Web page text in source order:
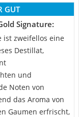
GUT
Signature:
ist zweifellos eine
Destillat,
und
Noten von
das Aroma von
Gaumen erfrischt,